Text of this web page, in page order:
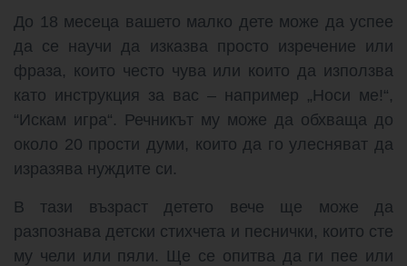
До 18 месеца вашето малко дете може да успее
да се научи да изказва просто изречение или
фраза, които често чува или които да използва
като инструкция за вас – например „Носи ме!“,
“Искам игра“. Речникът му може да обхваща до
около 20 прости думи, които да го улесняват да
изразява нуждите си.
В тази възраст детето вече ще може да
разпознава детски стихчета и песнички, които сте
му чели или пяли. Ще се опитва да ги пее или